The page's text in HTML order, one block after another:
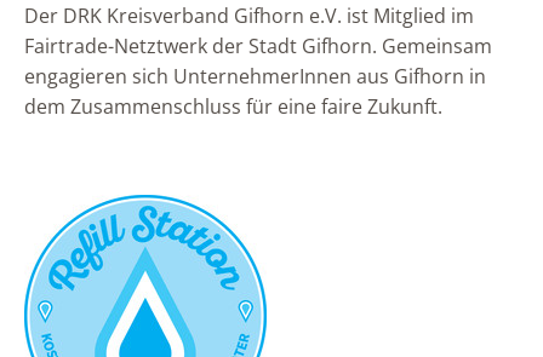
Der DRK Kreisverband Gifhorn e.V. ist Mitglied im
Fairtrade-Netztwerk der Stadt Gifhorn. Gemeinsam
engagieren sich UnternehmerInnen aus Gifhorn in
dem Zusammenschluss für eine faire Zukunft.